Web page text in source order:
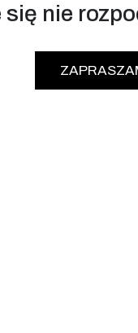
się nie